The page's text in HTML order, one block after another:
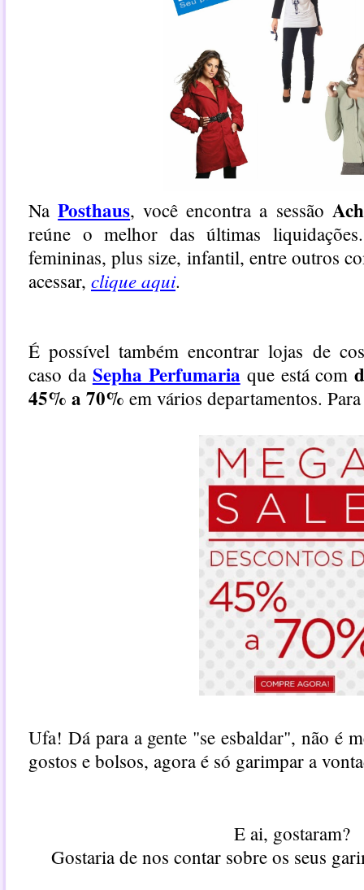
NaPosthaus, você encontra a sessão
reúne o melhor das últimas
femininas, plus size, infantil, entre outros
acessar, clique aqui.
É possível também encontrar lojas de
caso da Sepha Perfumaria que está com
45% a 70% em vários departamentos.
Ufa! Dá para a gente "se esbaldar", não é
gostos e bolsos, agora é só garimpar a
E ai, gostaram?
Gostaria de nos contar sobre os seus